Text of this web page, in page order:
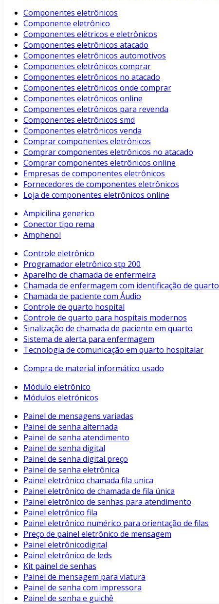
Componentes eletrônicos
Componente eletrônico
Componentes elétricos e eletrônicos
Componentes eletrônicos atacado
Componentes eletrônicos automotivos
Componentes eletrônicos comprar
Componentes eletrônicos no atacado
Componentes eletrônicos onde comprar
Componentes eletrônicos online
Componentes eletrônicos para revenda
Componentes eletrônicos smd
Componentes eletrônicos venda
Comprar componentes eletrônicos
Comprar componentes eletrônicos no atacado
Comprar componentes eletrônicos online
Empresas de componentes eletrônicos
Fornecedores de componentes eletrônicos
Loja de componentes eletrônicos online
Ampicilina generico
Conector tipo rema
Amphenol
Controle eletrônico
Programador eletrônico stp 200
Aparelho de chamada de enfermeira
Chamada de enfermagem com identificação de quarto
Chamada de paciente com Áudio
Controle de quarto hospital
Controle de quarto para hospitais modernos
Sinalização de chamada de paciente em quarto
Sistema de alerta para enfermagem
Tecnologia de comunicação em quarto hospitalar
Compra de material informático usado
Módulo eletrônico
Módulos eletrónicos
Painel de mensagens variadas
Painel de senha alternada
Painel de senha atendimento
Painel de senha digital
Painel de senha digital preço
Painel de senha eletrônica
Painel eletrônico chamada fila unica
Painel eletrônico de chamada de fila única
Painel eletrônico de senhas para atendimento
Painel eletrônico fila
Painel eletrônico numérico para orientação de filas
Preço de painel eletrônico de mensagem
Painel eletrônicodigital
Painel eletrônico de leds
Kit painel de senhas
Painel de mensagem para viatura
Painel de senha com impressora
Painel de senha e guichê